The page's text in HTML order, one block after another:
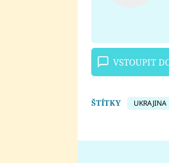
VSTOUPIT
ŠTÍTKY UKRAJINA